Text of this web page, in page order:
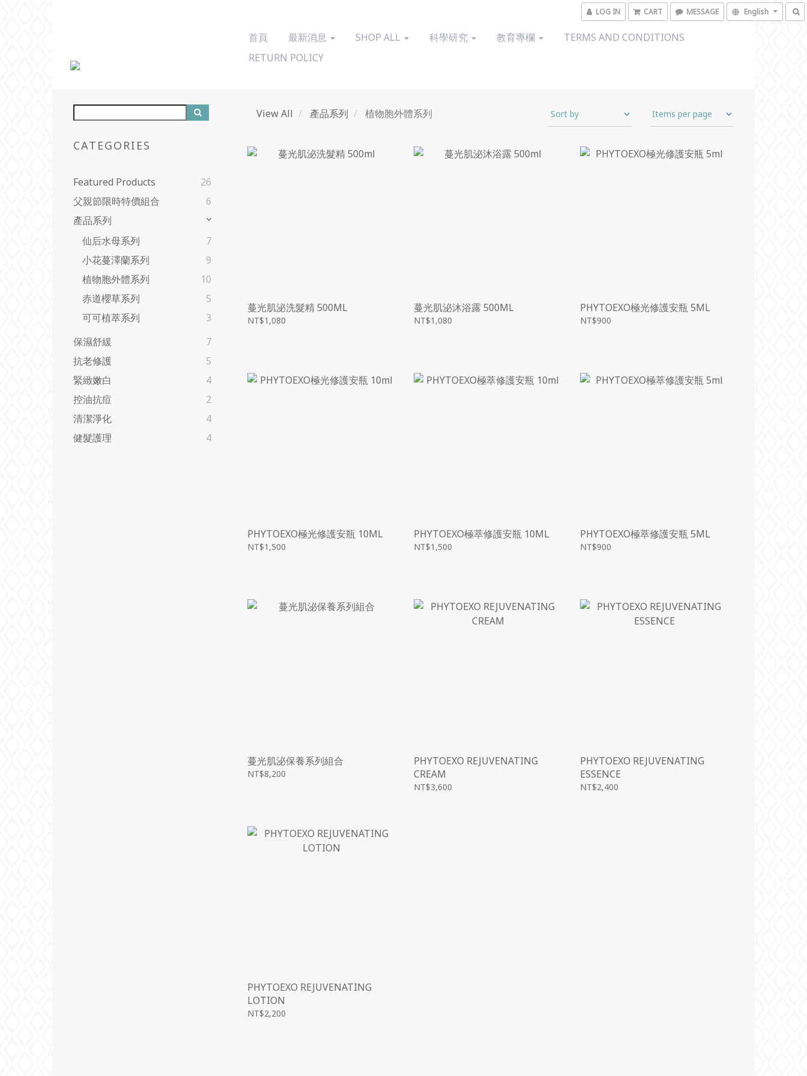
LOG IN CART MESSAGE English
首頁 最新消息 SHOP ALL 科學研究 教育專欄
TERMS AND CONDITIONS
RETURN POLICY
CATEGORIES
Featured Products
26
父親節限時特價組合
6
產品系列
仙后水母系列
7
小花蔓澤蘭系列
9
植物胞外體系列
10
赤道櫻草系列
5
可可植萃系列
3
保濕舒緩
7
抗老修護
5
緊緻嫩白
4
控油抗痘
2
清潔淨化
4
健髮護理
4
View All 產品系列 植物胞外體系列
蔓光肌泌洗髮精 500ML
NT$1,080
蔓光肌泌沐浴露 500ML
NT$1,080
PHYTOEXO極光修護安瓶 5ML
NT$900
PHYTOEXO極光修護安瓶 10ML
NT$1,500
PHYTOEXO極萃修護安瓶 10ML
NT$1,500
PHYTOEXO極萃修護安瓶 5ML
NT$900
蔓光肌泌保養系列組合
NT$8,200
PHYTOEXO REJUVENATING
CREAM
NT$3,600
PHYTOEXO REJUVENATING
ESSENCE
NT$2,400
PHYTOEXO REJUVENATING
LOTION
NT$2,200